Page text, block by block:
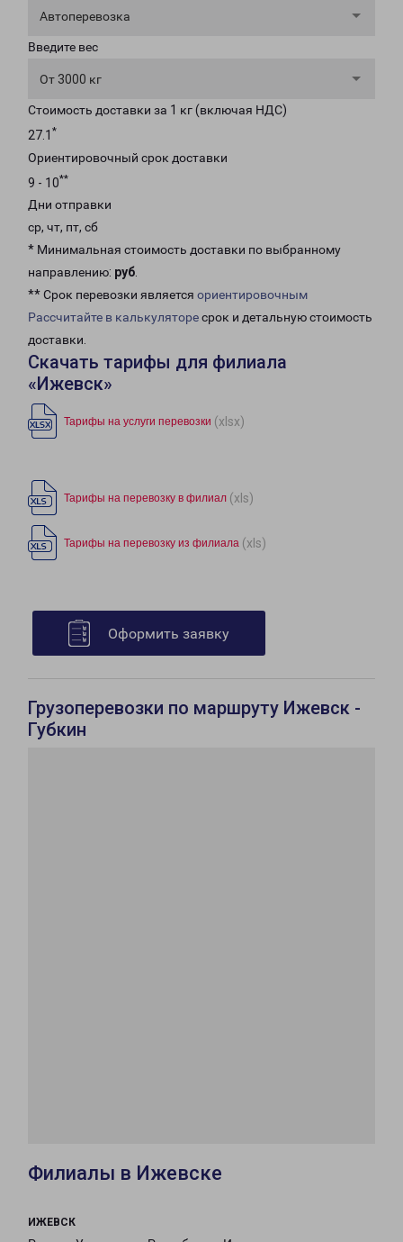
Автоперевозка
Введите вес
От 3000 кг
Стоимость доставки за 1 кг (включая НДС)
27.1 *
Ориентировочный срок доставки
9 - 10**
Дни отправки
ср, чт, пт, сб
* Минимальная стоимость доставки по выбранному
направлению: руб.
** Срок перевозки является ориентировочным
Рассчитайте в калькуляторесрок и детальную стоимость
доставки.
Скачать тарифы для филиала
«Ижевск»
Тарифы на услуги перевозки (xlsx)
Тарифы на перевозку в филиал (xls)
Тарифы на перевозку из филиала (xls)
Оформить заявку
Грузоперевозки по маршруту Ижевск -
Губкин
Филиалы в Ижевске
ИЖЕВСК